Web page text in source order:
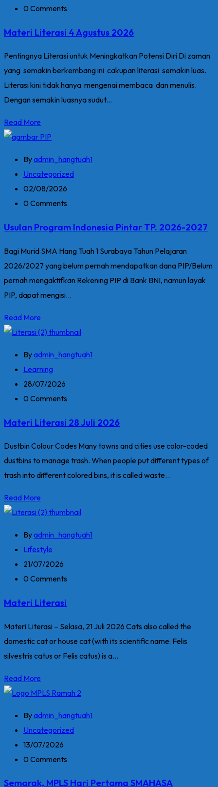
0 Comments
Materi Literasi 4 Agustus 2026
Pentingnya Literasi untuk Meningkatkan Potensi Diri Di zaman
yang semakin berkembang ini cakupan literasi semakin luas.
Literasi kini tidak hanya mengenai membaca dan menulis.
Dengan semakin luasnya sudut...
Read More
Byadmin_hangtuah1
Uncategorized
02/08/2026
0 Comments
Usulan Program Indonesia Pintar TP. 2026-2027
Bagi Murid SMA Hang Tuah 1 Surabaya Tahun Pelajaran
2026/2027 yang belum pernah mendapatkan dana PIP/Belum
pernah mengaktifkan Rekening PIP di Bank BNI, namun layak
PIP, dapat mengisi...
Read More
Byadmin_hangtuah1
Learning
28/07/2026
0 Comments
Materi Literasi 28 Juli 2026
Dustbin Colour Codes Many towns and cities use color-coded
dustbins to manage trash. When people put different types of
trash into different colored bins, it is called waste...
Read More
Byadmin_hangtuah1
Lifestyle
21/07/2026
0 Comments
Materi Literasi
Materi Literasi – Selasa, 21 Juli 2026 Cats also called the
domestic cat or house cat (with its scientific name: Felis
silvestris catus or Felis catus) is a...
Read More
Byadmin_hangtuah1
Uncategorized
13/07/2026
0 Comments
Semarak, MPLS Hari Pertama SMAHASA